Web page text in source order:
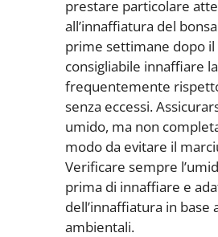
prestare particolare
all’innaffiatura del
prime settimane dopo il
consigliabile innaffiare
frequentemente
senza eccessi.
umido, ma non
modo da evitare il
Verificare sempre
prima di innaffiare e
dell’innaffiatura in base
ambientali.